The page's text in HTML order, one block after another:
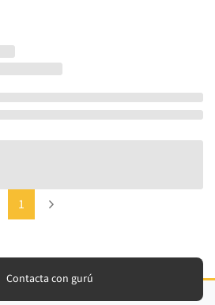
1(current)
Contacta con gurú